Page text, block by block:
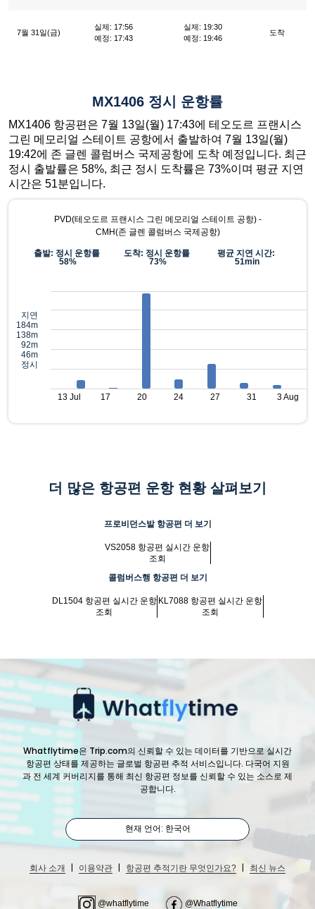
7월 31일(금)
실제: 17:56
예정: 17:43
실제: 19:30
예정: 19:46
도착
MX1406 정시 운항률
MX1406 항공편은 7월 13일(월) 17:43에 테오도르 프랜시스
그린 메모리얼 스테이트 공항에서 출발하여 7월 13일(월)
19:42에 존 글렌 콜럼버스 국제공항에 도착 예정입니다. 최근
정시 출발률은 58%, 최근 정시 도착률은 73%이며 평균 지연
시간은 51분입니다.
PVD(테오도르 프랜시스 그린 메모리얼 스테이트 공항) -
CMH(존 글렌 콜럼버스 국제공항)
출발: 정시 운항률
58%
도착: 정시 운항률
73%
평균 지연 시간:
51min
지연
184m
138m
92m
46m
정시
13 Jul 17 20 24 27 31 3 Aug
더 많은 항공편 운항 현황 살펴보기
프로비던스발 항공편 더 보기
VS2058 항공편 실시간 운항
조회
콜럼버스행 항공편 더 보기
DL1504 항공편 실시간 운항
조회
KL7088 항공편 실시간 운항
조회
Whatflytime은 Trip.com의 신뢰할 수 있는 데이터를 기반으로 실시간
항공편 상태를 제공하는 글로벌 항공편 추적 서비스입니다. 다국어 지원
과 전 세계 커버리지를 통해 최신 항공편 정보를 신뢰할 수 있는 소스로 제
공합니다.
현재 언어: 한국어
회사 소개 | 이용약관 | 항공편 추적기란 무엇인가요? | 최신 뉴스
@whatflytime @Whatflytime